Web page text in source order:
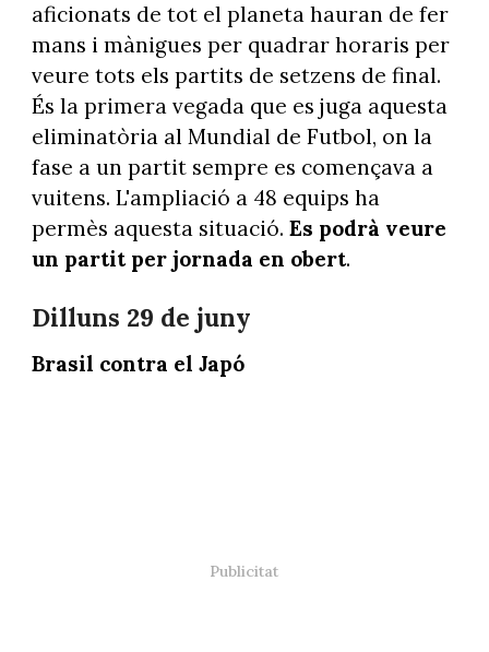
aficionats de tot el planeta hauran de fer
mans i mànigues per quadrar horaris per
veure tots els partits de setzens de final.
És la primera vegada que es juga aquesta
eliminatòria al Mundial de Futbol, on la
fase a un partit sempre es començava a
vuitens. L'ampliació a 48 equips ha
permès aquesta situació. Es podrà veure
un partit per jornada en obert.
Dilluns 29 de juny
Brasil contra el Japó